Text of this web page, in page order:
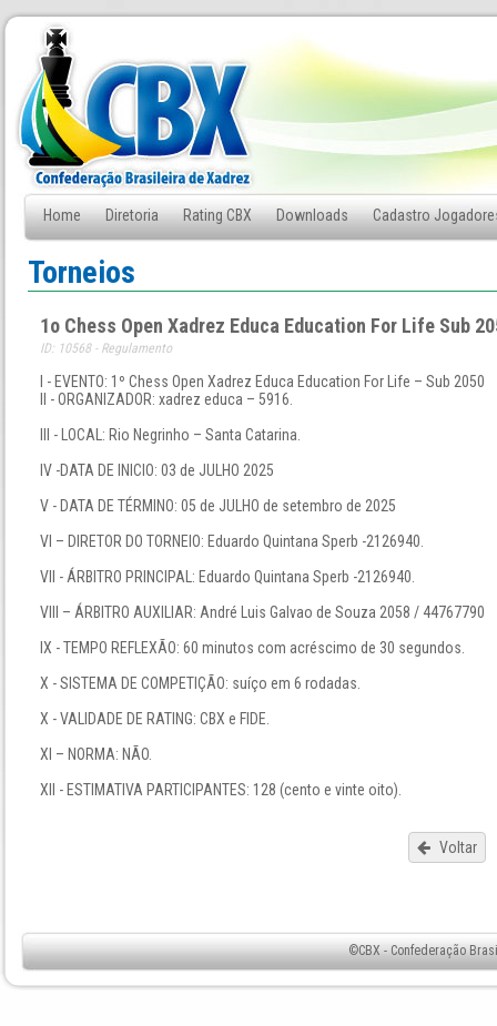
Home Diretoria Rating CBX Downloads Cadastro
Fale Conosco
Torneios
1o Chess Open Xadrez Educa Education For Life Sub
ID: 10568 - Regulamento
I - EVENTO: 1º Chess Open Xadrez Educa Education For Life – Sub 2050
II - ORGANIZADOR: xadrez educa – 5916.
III - LOCAL: Rio Negrinho – Santa Catarina.
IV -DATA DE INICIO: 03 de JULHO 2025
V - DATA DE TÉRMINO: 05 de JULHO de setembro de 2025
VI – DIRETOR DO TORNEIO: Eduardo Quintana Sperb -2126940.
VII - ÁRBITRO PRINCIPAL: Eduardo Quintana Sperb -2126940.
VIII – ÁRBITRO AUXILIAR: André Luis Galvao de Souza 2058 / 44767790
IX - TEMPO REFLEXÃO: 60 minutos com acréscimo de 30 segundos.
X - SISTEMA DE COMPETIÇÃO: suíço em 6 rodadas.
X - VALIDADE DE RATING: CBX e FIDE.
XI – NORMA: NÃO.
XII - ESTIMATIVA PARTICIPANTES: 128 (cento e vinte oito).
Voltar
©CBX - Confederação